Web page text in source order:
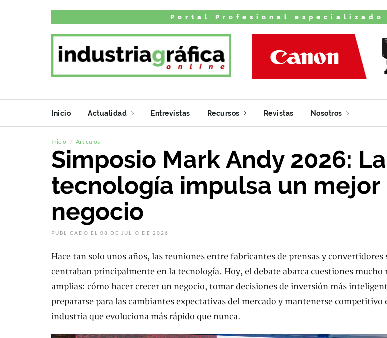
Portal Profesional especializado
Inicio Actualidad Entrevistas Recursos Revistas Nosotros
Inicio Artículos
Simposio Mark Andy 2026: La
tecnología impulsa un mejor
negocio
PUBLICADO EL 08 DE JULIO DE 2026
Hace tan solo unos años, las reuniones entre fabricantes de prensas y convertidores
centraban principalmente en la tecnología. Hoy, el debate abarca cuestiones mucho
amplias: cómo hacer crecer un negocio, tomar decisiones de inversión más
prepararse para las cambiantes expectativas del mercado y mantenerse competitivo
industria que evoluciona más rápido que nunca.